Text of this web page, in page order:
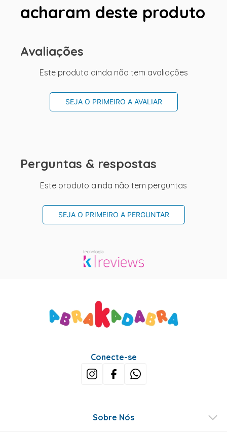
acharam deste produto
Avaliações
Este produto ainda não tem avaliações
SEJA O PRIMEIRO A AVALIAR
Perguntas & respostas
Este produto ainda não tem perguntas
SEJA O PRIMEIRO A PERGUNTAR
Conecte-se
Sobre Nós